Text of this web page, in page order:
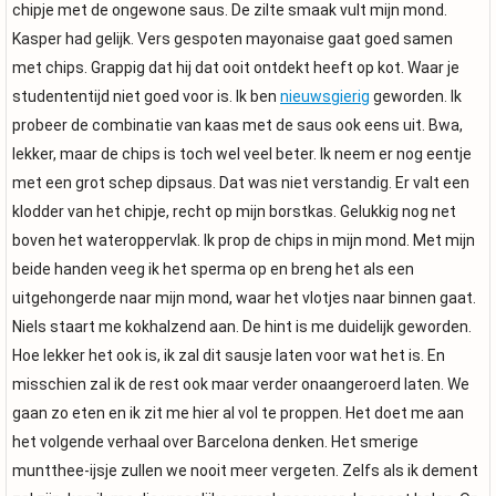
chipje met de ongewone saus. De zilte smaak vult mijn mond.
Kasper had gelijk. Vers gespoten mayonaise gaat goed samen
met chips. Grappig dat hij dat ooit ontdekt heeft op kot. Waar je
studententijd niet goed voor is. Ik ben nieuwsgierig geworden. Ik
probeer de combinatie van kaas met de saus ook eens uit. Bwa,
lekker, maar de chips is toch wel veel beter. Ik neem er nog eentje
met een grot schep dipsaus. Dat was niet verstandig. Er valt een
klodder van het chipje, recht op mijn borstkas. Gelukkig nog net
boven het wateroppervlak. Ik prop de chips in mijn mond. Met mijn
beide handen veeg ik het sperma op en breng het als een
uitgehongerde naar mijn mond, waar het vlotjes naar binnen gaat.
Niels staart me kokhalzend aan. De hint is me duidelijk geworden.
Hoe lekker het ook is, ik zal dit sausje laten voor wat het is. En
misschien zal ik de rest ook maar verder onaangeroerd laten. We
gaan zo eten en ik zit me hier al vol te proppen. Het doet me aan
het volgende verhaal over Barcelona denken. Het smerige
muntthee-ijsje zullen we nooit meer vergeten. Zelfs als ik dement